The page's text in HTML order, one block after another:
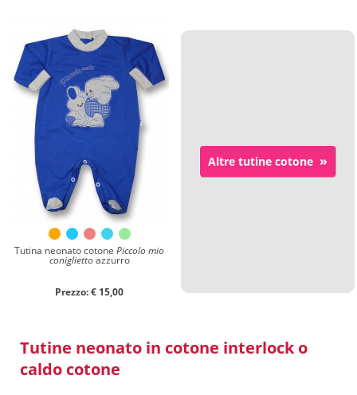
Tutina neonato cotone Piccolo mio
conigliettoazzurro
Prezzo: € 15,00
Altre tutine cotone »
Tutine neonato in cotone interlock o
caldo cotone
Azzera ricerca
Chiudi ricerca